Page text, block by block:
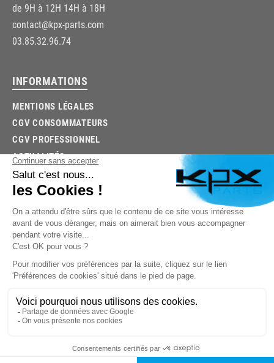
03.85.32.96.74
© 2026 -KPX PARTS- SITE CRÉÉ PARLET'S CLIC
de 9H à 12H 14H à 18H
contact@kpx-parts.com
03.85.32.96.74
INFORMATIONS
MENTIONS LÉGALES
CGV CONSOMMATEURS
CGV PROFESSIONNEL
ACTUALITÉS
TROUVEZ LA BONNE PIÈCE RAPIDEMENT